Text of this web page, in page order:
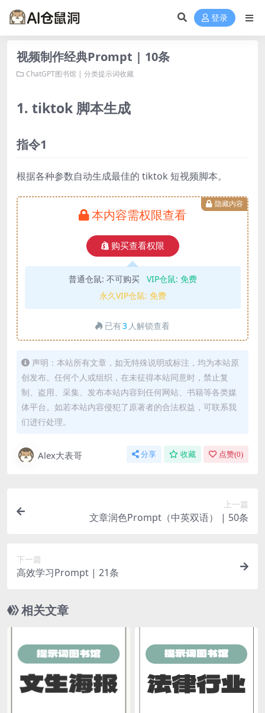
登录
视频制作经典Prompt | 10条
ChatGPT图书馆 | 分类提示词收藏
1. tiktok 脚本生成
指令1
根据各种参数自动生成最佳的 tiktok 短视频脚本。
隐藏内容
本内容需权限查看
购买查看权限
普通仓鼠: 不可购买 VIP仓鼠: 免费
永久VIP仓鼠: 免费
已有3 人解锁查看
声明：本站所有文章，如无特殊说明或标注，均为本站原
创发布。任何个人或组织，在未征得本站同意时，禁止复
制、盗用、采集、发布本站内容到任何网站、书籍等各类媒
体平台。如若本站内容侵犯了原著者的合法权益，可联系我
们进行处理。
Alex大表哥 分享 收藏 点赞(0)
上一篇
文章润色Prompt（中英双语） | 50条
下一篇
高效学习Prompt | 21条
相关文章